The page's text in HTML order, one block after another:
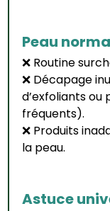
Peau
❌ Routine
❌ Décapage
d’exfoliants ou
fréquents).
❌ Produits
la peau.
Astuce